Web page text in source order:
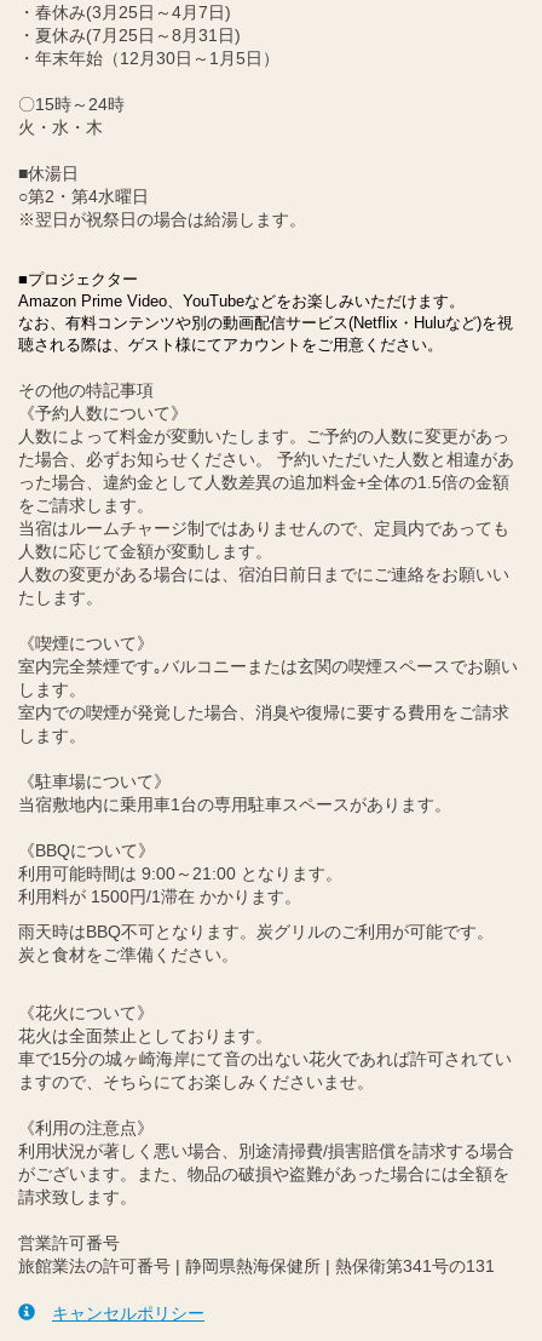
・春休み(3月25日～4月7日)
・夏休み(7月25日～8月31日)
・年末年始（12月30日～1月5日）
〇15時～24時
火・水・木
■休湯日
○第2・第4水曜日
※翌日が祝祭日の場合は給湯します。
■プロジェクター
Amazon Prime Video、YouTubeなどをお楽しみいただけます。
なお、有料コンテンツや別の動画配信サービス(Netflix・Huluなど)を視
聴される際は、ゲスト様にてアカウントをご用意ください。
その他の特記事項
《予約人数について》
人数によって料金が変動いたします。ご予約の人数に変更があっ
た場合、必ずお知らせください。 予約いただいた人数と相違があ
った場合、違約金として人数差異の追加料金+全体の1.5倍の金額
をご請求します。
当宿はルームチャージ制ではありませんので、定員内であっても
人数に応じて金額が変動します。
人数の変更がある場合には、宿泊日前日までにご連絡をお願いい
たします。
《喫煙について》
室内完全禁煙です｡バルコニーまたは玄関の喫煙スペースでお願い
します。
室内での喫煙が発覚した場合、消臭や復帰に要する費用をご請求
します。
《駐車場について》
当宿敷地内に乗用車1台の専用駐車スペースがあります。
《BBQについて》
利用可能時間は 9:00～21:00 となります。
利用料が 1500円/1滞在 かかります。
雨天時はBBQ不可となります。炭グリルのご利用が可能です。
炭と食材をご準備ください。
《花火について》
花火は全面禁止としております。
車で15分の城ヶ崎海岸にて音の出ない花火であれば許可されてい
ますので、そちらにてお楽しみくださいませ。
《利用の注意点》
利用状況が著しく悪い場合、別途清掃費/損害賠償を請求する場合
がございます。また、物品の破損や盗難があった場合には全額を
請求致します。
営業許可番号
旅館業法の許可番号 | 静岡県熱海保健所 | 熱保衛第341号の131
キャンセルポリシー